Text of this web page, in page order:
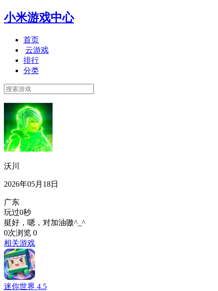
小米游戏中心
首页
云游戏
排行
分类
沃川
2026年05月18日
广东
玩过0秒
挺好，嗯，对加油嗷^_^
0次浏览 0
相关游戏
迷你世界 4.5